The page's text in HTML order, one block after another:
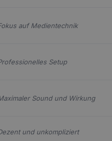
auf Medientechnik
Setup
Sound und Wirkung
und unkompliziert